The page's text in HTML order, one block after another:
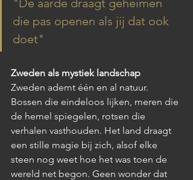
die pas openen als jij dat ook
doet"
Zweden als mystiek landschap
Zweden ademt één en al natuur.
Bossen die eindeloos lijken, meren die
de hemel spiegelen, rotsen die
verhalen vasthouden. Het land draagt
een stille magie bij zich, alsof elke
steen nog weet hoe het was toen de
wereld net begon. Geen wonder dat